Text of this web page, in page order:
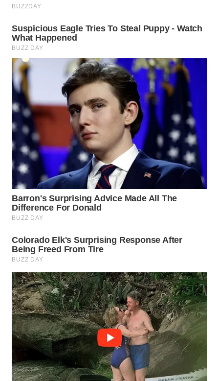
WN
NATUNA
WN
BINTAN
WN
MANDALIKA
WN
LIKUPANG
WN
LABUANBAJO
WN
BORNEO
Wahana
Media
Group
WAHANA
NEWS
WAHANA
TANI
WAHANA
ADVOKAT